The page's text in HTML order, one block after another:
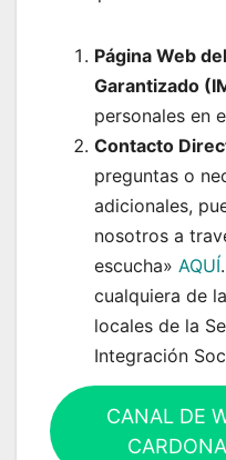
Página Web
Garantizado
personales en
Contacto
preguntas o
adicionales,
nosotros a
escucha» AQUÍ
cualquiera de
locales de la
Integración
CANAL DE